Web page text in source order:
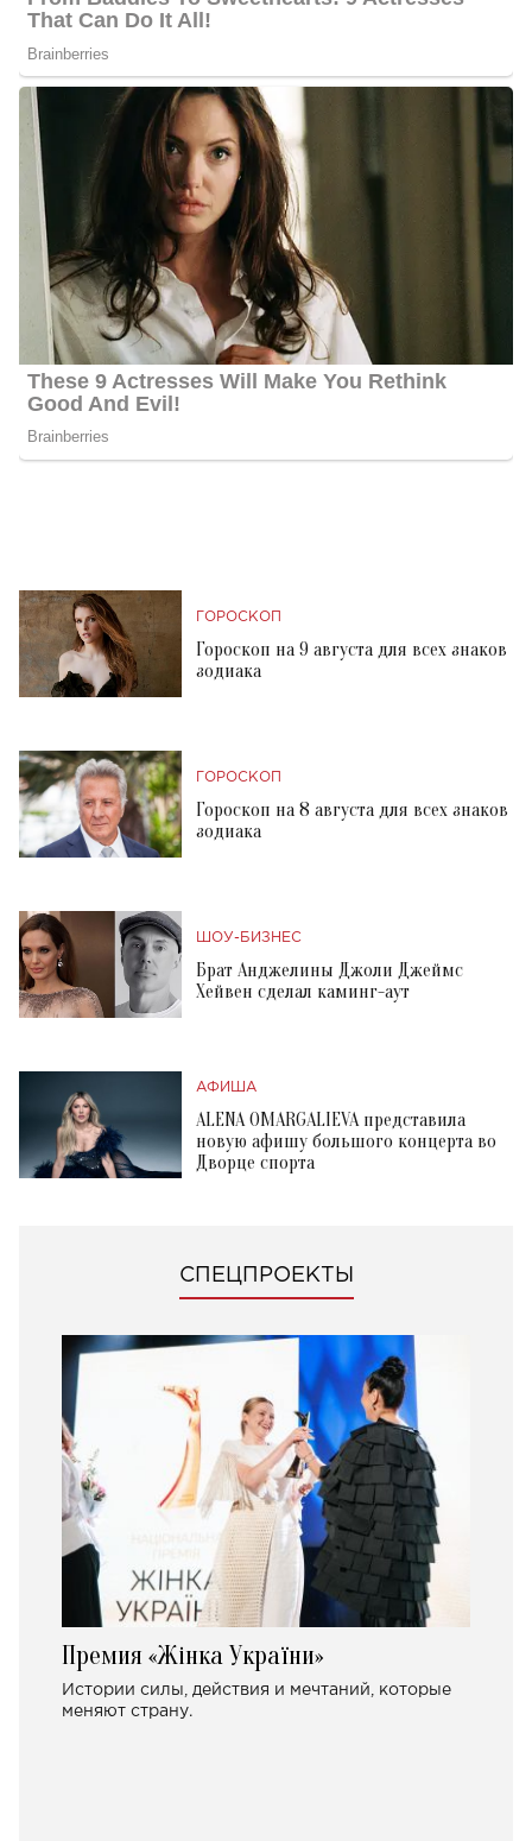
ГОРОСКОП
Гороскоп на 9 августа для всех знаков
зодиака
ГОРОСКОП
Гороскоп на 8 августа для всех знаков
зодиака
ШОУ-БИЗНЕС
Брат Анджелины Джоли Джеймс
Хейвен сделал каминг-аут
АФИША
ALENA OMARGALIEVA представила
новую афишу большого концерта во
Дворце спорта
СПЕЦПРОЕКТЫ
Премия «Жінка України»
Истории силы, действия и мечтаний, которые
меняют страну.